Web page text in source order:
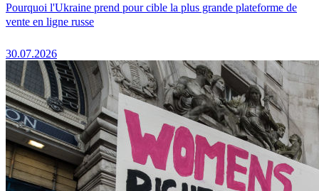
Pourquoi l'Ukraine prend pour cible la plus grande plateforme de
vente en ligne russe
30.07.2026